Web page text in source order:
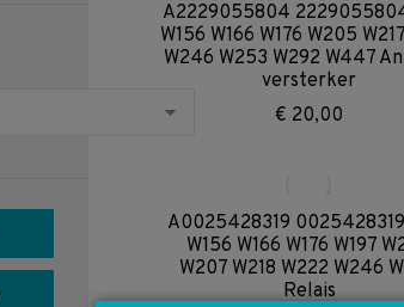
A2229055804 2229055804
W156 W166 W176 W205
W246 W253 W292 W447
versterker
€ 20,00
A0025428319 0025428319
W156 W166 W176 W197
W207 W218 W222 W246
Relais